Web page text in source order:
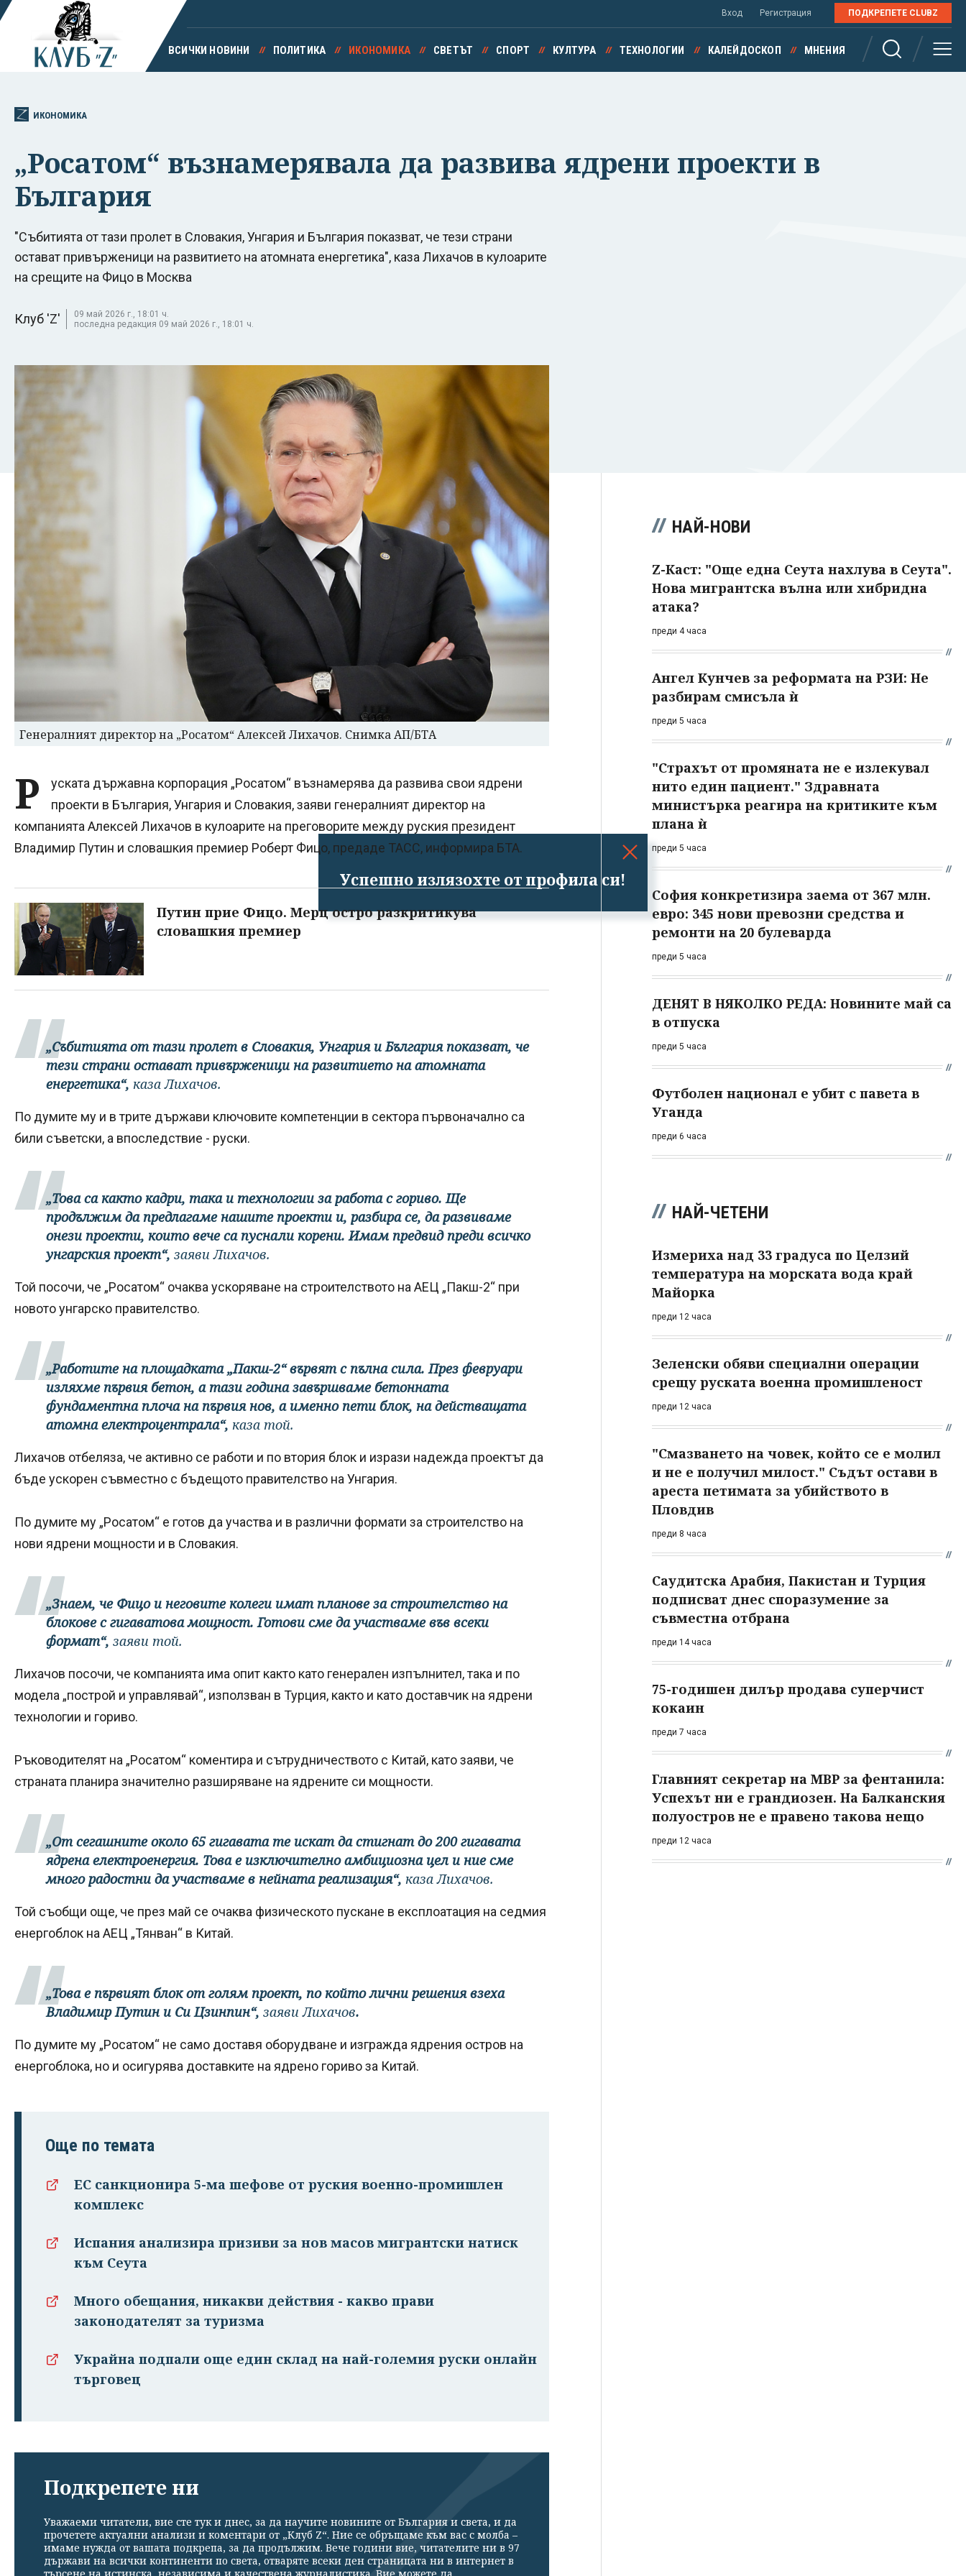
Успешно излязохте от профила си!
Вход Регистрация ПОДКРЕПЕТЕ CLUBZ
ВСИЧКИ НОВИНИ ПОЛИТИКА ИКОНОМИКА СВЕТЪТ СПОРТ КУЛТУРА ТЕХНОЛОГИИ КАЛЕЙДОСКОП МНЕНИЯ
ИКОНОМИКА
„Росатом“ възнамерявала да развива ядрени проекти в
България
"Събитията от тази пролет в Словакия, Унгария и България показват, че тези страни
остават привърженици на развитието на атомната енергетика", каза Лихачов в кулоарите
на срещите на Фицо в Москва
Клуб 'Z'
09 май 2026 г., 18:01 ч.
последна редакция 09 май 2026 г., 18:01 ч.
Генералният директор на „Росатом“ Алексей Лихачов. Снимка АП/БТА
Р
уската държавна корпорация „Росатом“ възнамерява да развива свои ядрени
проекти в България, Унгария и Словакия, заяви генералният директор на
компанията Алексей Лихачов в кулоарите на преговорите между руския президент
Владимир Путин и словашкия премиер Роберт Фицо, предаде ТАСС, информира БТА.
Путин прие Фицо. Мерц остро разкритикува
словашкия премиер
„Събитията от тази пролет в Словакия, Унгария и България показват, че
тези страни остават привърженици на развитието на атомната
енергетика“, каза Лихачов.
По думите му и в трите държави ключовите компетенции в сектора първоначално са
били съветски, а впоследствие - руски.
„Това са както кадри, така и технологии за работа с гориво. Ще
продължим да предлагаме нашите проекти и, разбира се, да развиваме
онези проекти, които вече са пуснали корени. Имам предвид преди всичко
унгарския проект“, заяви Лихачов.
Той посочи, че „Росатом“ очаква ускоряване на строителството на АЕЦ „Пакш-2“ при
новото унгарско правителство.
„Работите на площадката „Пакш-2“ вървят с пълна сила. През февруари
изляхме първия бетон, а тази година завършваме бетонната
фундаментна плоча на първия нов, а именно пети блок, на действащата
атомна електроцентрала“, каза той.
Лихачов отбеляза, че активно се работи и по втория блок и изрази надежда проектът да
бъде ускорен съвместно с бъдещото правителство на Унгария.
По думите му „Росатом“ е готов да участва и в различни формати за строителство на
нови ядрени мощности и в Словакия.
„Знаем, че Фицо и неговите колеги имат планове за строителство на
блокове с гигаватова мощност. Готови сме да участваме във всеки
формат“, заяви той.
Лихачов посочи, че компанията има опит както като генерален изпълнител, така и по
модела „построй и управлявай“, използван в Турция, както и като доставчик на ядрени
технологии и гориво.
Ръководителят на „Росатом“ коментира и сътрудничеството с Китай, като заяви, че
страната планира значително разширяване на ядрените си мощности.
„От сегашните около 65 гигавата те искат да стигнат до 200 гигавата
ядрена електроенергия. Това е изключително амбициозна цел и ние сме
много радостни да участваме в нейната реализация“, каза Лихачов.
Той съобщи още, че през май се очаква физическото пускане в експлоатация на седмия
енергоблок на АЕЦ „Тянван“ в Китай.
„Това е първият блок от голям проект, по който лични решения взеха
Владимир Путин и Си Цзинпин“, заяви Лихачов.
По думите му „Росатом“ не само доставя оборудване и изгражда ядрения остров на
енергоблока, но и осигурява доставките на ядрено гориво за Китай.
Още по темата
ЕС санкционира 5-ма шефове от руския военно-промишлен
комплекс
Испания анализира призиви за нов масов мигрантски натиск
към Сеута
Много обещания, никакви действия - какво прави
законодателят за туризма
Украйна подпали още един склад на най-големия руски онлайн
търговец
Подкрепете ни
Уважаеми читатели, вие сте тук и днес, за да научите новините от България и света, и да
прочетете актуални анализи и коментари от „Клуб Z“. Ние се обръщаме към вас с молба –
имаме нужда от вашата подкрепа, за да продължим. Вече години вие, читателите ни в 97
държави на всички континенти по света, отваряте всеки ден страницата ни в интернет в
НАЙ-НОВИ
Z-Каст: "Още една Сеута нахлува в Сеута".
Нова мигрантска вълна или хибридна
атака?
преди 4 часа
Ангел Кунчев за реформата на РЗИ: Не
разбирам смисъла ѝ
преди 5 часа
"Страхът от промяната не е излекувал
нито един пациент." Здравната
министърка реагира на критиките към
плана ѝ
преди 5 часа
София конкретизира заема от 367 млн.
евро: 345 нови превозни средства и
ремонти на 20 булеварда
преди 5 часа
ДЕНЯТ В НЯКОЛКО РЕДА: Новините май са
в отпуска
преди 5 часа
Футболен национал е убит с павета в
Уганда
преди 6 часа
НАЙ-ЧЕТЕНИ
Измериха над 33 градуса по Целзий
температура на морската вода край
Майорка
преди 12 часа
Зеленски обяви специални операции
срещу руската военна промишленост
преди 12 часа
"Смазването на човек, който се е молил
и не е получил милост." Съдът остави в
ареста петимата за убийството в
Пловдив
преди 8 часа
Саудитска Арабия, Пакистан и Турция
подписват днес споразумение за
съвместна отбрана
преди 14 часа
75-годишен дилър продава суперчист
кокаин
преди 7 часа
Главният секретар на МВР за фентанила:
Успехът ни е грандиозен. На Балканския
полуостров не е правено такова нещо
преди 12 часа